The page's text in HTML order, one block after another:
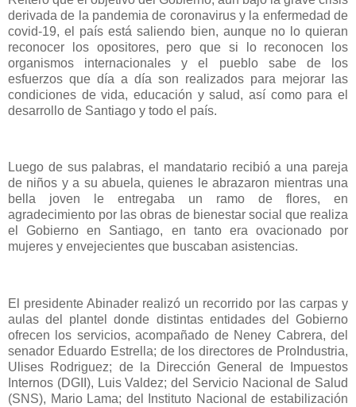
derivada de la pandemia de coronavirus y la enfermedad de
covid-19, el país está saliendo bien, aunque no lo quieran
reconocer los opositores, pero que si lo reconocen los
organismos internacionales y el pueblo sabe de los
esfuerzos que día a día son realizados para mejorar las
condiciones de vida, educación y salud, así como para el
desarrollo de Santiago y todo el país.
Luego de sus palabras, el mandatario recibió a una pareja
de niños y a su abuela, quienes le abrazaron mientras una
bella joven le entregaba un ramo de flores, en
agradecimiento por las obras de bienestar social que realiza
el Gobierno en Santiago, en tanto era ovacionado por
mujeres y envejecientes que buscaban asistencias.
El presidente Abinader realizó un recorrido por las carpas y
aulas del plantel donde distintas entidades del Gobierno
ofrecen los servicios, acompañado de Neney Cabrera, del
senador Eduardo Estrella; de los directores de ProIndustria,
Ulises Rodriguez; de la Dirección General de Impuestos
Internos (DGII), Luis Valdez; del Servicio Nacional de Salud
(SNS), Mario Lama; del Instituto Nacional de estabilización